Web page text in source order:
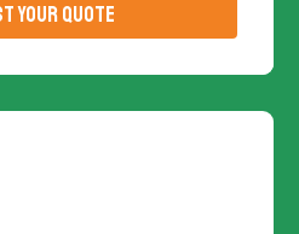
YOUR QUOTE